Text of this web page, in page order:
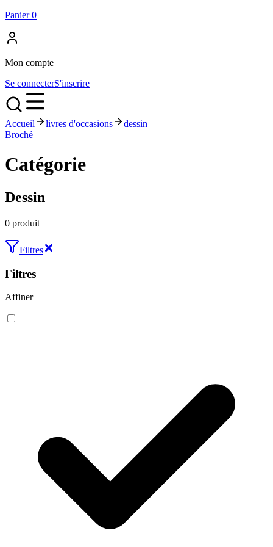
Panier0
Mon compte
Se connecterS'inscrire
Accueil livres d'occasions
dessin
Broché
Catégorie
Dessin
0 produit
Filtres
Filtres
Affiner